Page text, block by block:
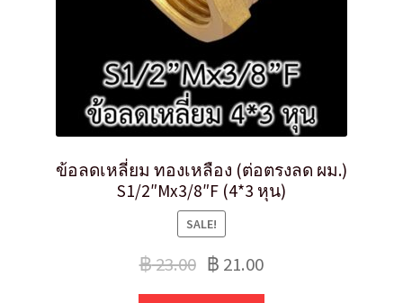
ข้อลดเหลี่ยม ทองเหลือง (ต่อตรงลด ผม.)
S1/2″Mx3/8″F (4*3 หุน)
SALE!
฿23.00 ฿ 21.00